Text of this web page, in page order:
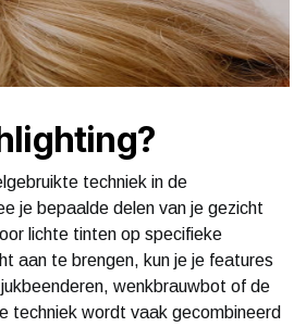
techniek in de
je bepaalde delen van je gezicht
lichte tinten op specifieke
aan te brengen, kun je je features
wenkbrauwbot of de
techniek wordt vaak gecombineerd